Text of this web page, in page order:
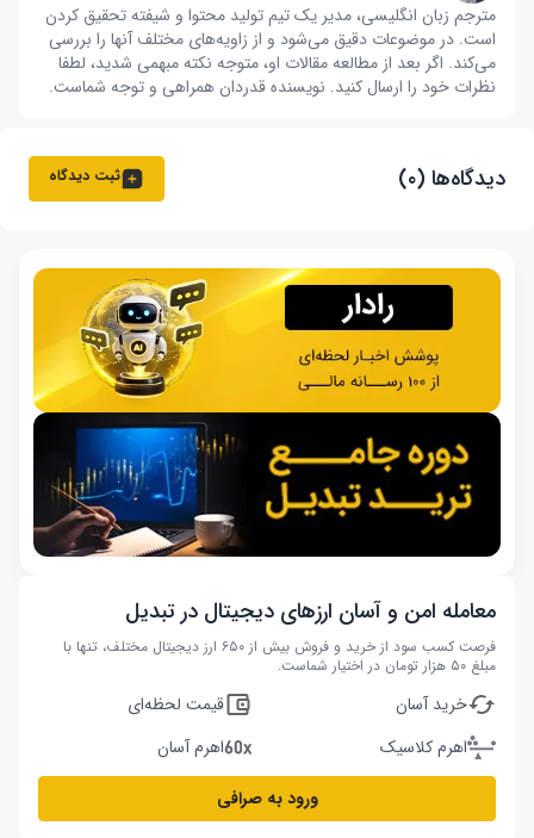
مترجم زبان انگلیسی، مدیر یک تیم تولید محتوا و شیفته تحقیق کردن
است. در موضوعات دقیق می‌شود و از زاویه‌های مختلف آنها را بررسی
می‌کند. اگر بعد از مطالعه مقالات او، متوجه نکته مبهمی شدید، لطفا
نظرات خود را ارسال کنید. نویسنده قدردان همراهی و توجه شماست.
دیدگاه‌ها (۰) ثبت دیدگاه
معامله امن و آسان ارزهای دیجیتال در تبدیل
فرصت کسب سود از خرید و فروش بیش از ۶۵۰ ارز دیجیتال مختلف، تنها با
مبلغ ۵۰ هزار تومان در اختیار شماست.
خرید آسان
قیمت لحظه‌ای
اهرم کلاسیک
اهرم آسان
ورود به صرافی